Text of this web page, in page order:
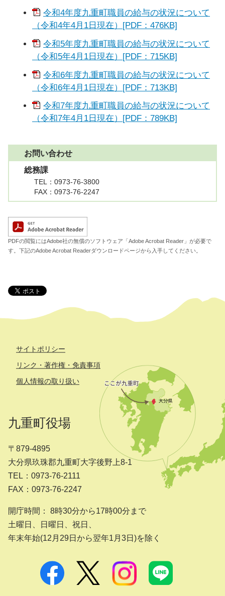
令和4年度九重町職員の給与の状況について
（令和4年4月1日現在）[PDF：476KB]
令和5年度九重町職員の給与の状況について
（令和5年4月1日現在）[PDF：715KB]
令和6年度九重町職員の給与の状況について
（令和6年4月1日現在）[PDF：713KB]
令和7年度九重町職員の給与の状況について
（令和7年4月1日現在）[PDF：789KB]
お問い合わせ
総務課
TEL ：0973-76-3800
FAX ：0973-76-2247
PDFの閲覧にはAdobe社の無償のソフトウェア「Adobe Acrobat Reader」が必要で
す。下記のAdobe Acrobat Readerダウンロードページから入手してください。
サイトポリシー
リンク・著作権・免責事項
個人情報の取り扱い
九重町役場
〒879-4895
大分県玖珠郡九重町大字後野上8-1
TEL：0973-76-2111
FAX：0973-76-2247
開庁時間： 8時30分から17時00分まで
土曜日、日曜日、祝日、
年末年始(12月29日から翌年1月3日)を除く